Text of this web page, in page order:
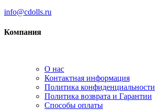
info@cdolls.ru
Компания
О нас
Контактная информация
Политика конфиденциальности
Политика возврата и Гарантии
Способы оплаты